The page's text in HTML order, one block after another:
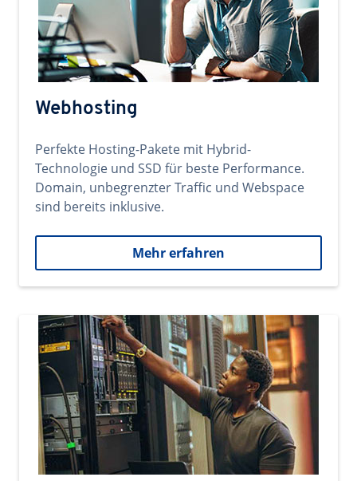
Webhosting
Perfekte Hosting-Pakete mit Hybrid-
Technologie und SSD für beste Performance.
Domain, unbegrenzter Traffic und Webspace
sind bereits inklusive.
Mehr erfahren